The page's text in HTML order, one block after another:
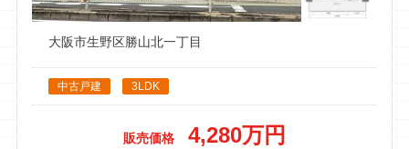
大阪市生野区勝山北一丁目
中古戸建 3LDK
販売価格 4,280万円